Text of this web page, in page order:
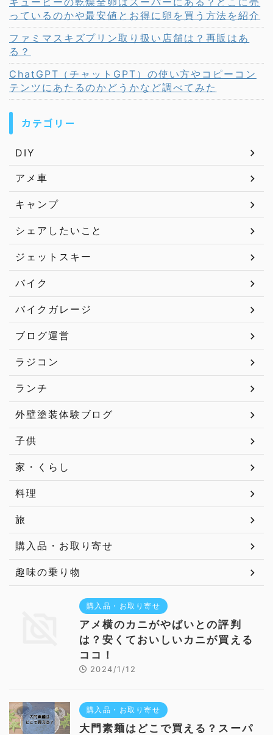
っているのかや最安値とお得に卵を買う方法を紹介
ファミマスキズプリン取り扱い店舗は？再販はあ
る？
ChatGPT（チャットGPT）の使い方やコピーコン
テンツにあたるのかどうかなど調べてみた
カテゴリー
DIY
アメ車
キャンプ
シェアしたいこと
ジェットスキー
バイク
バイクガレージ
ブログ運営
ラジコン
ランチ
外壁塗装体験ブログ
子供
家・くらし
料理
旅
購入品・お取り寄せ
趣味の乗り物
購入品・お取り寄せ
アメ横のカニがやばいとの評判
は？安くておいしいカニが買える
ココ！
2024/1/12
購入品・お取り寄せ
大門素麺はどこで買える？スーパ